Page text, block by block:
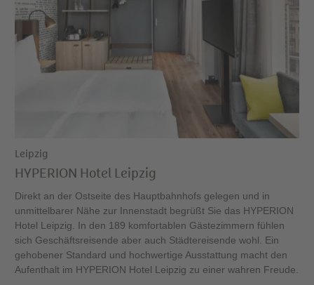
Leipzig
HYPERION Hotel Leipzig
Direkt an der Ostseite des Hauptbahnhofs gelegen und in
unmittelbarer Nähe zur Innenstadt begrüßt Sie das HYPERION
Hotel Leipzig. In den 189 komfortablen Gästezimmern fühlen
sich Geschäftsreisende aber auch Städtereisende wohl. Ein
gehobener Standard und hochwertige Ausstattung macht den
Aufenthalt im HYPERION Hotel Leipzig zu einer wahren Freude.